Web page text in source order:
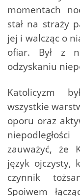
momentach
stał na straży
jej i walcząc o
ofiar. Był z
odzyskaniu
Katolicyzm
wszystkie
oporu oraz
zauważyć, że
język ojczysty,
czynnik
Spoiwem